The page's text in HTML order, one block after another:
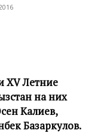
XV Летние
на них
Калиев,
Базаркулов.